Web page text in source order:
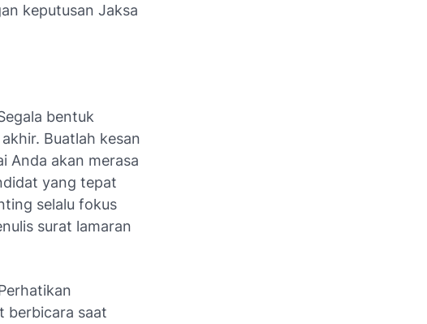
keputusan Jaksa
bentuk
Buatlah kesan
Anda akan merasa
yang tepat
selalu fokus
surat lamaran
berbicara saat